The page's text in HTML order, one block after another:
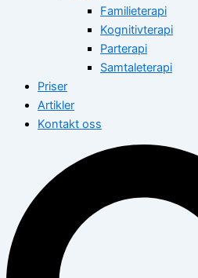
Familieterapi
Kognitivterapi
Parterapi
Samtaleterapi
Priser
Artikler
Kontakt oss